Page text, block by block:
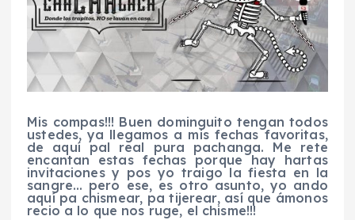
Mis compas!!! Buen dominguito tengan todos
ustedes, ya llegamos a mis fechas favoritas,
de aquí pal real pura pachanga. Me rete
encantan estas fechas porque hay hartas
invitaciones y pos yo traigo la fiesta en la
sangre… pero ese, es otro asunto, yo ando
aquí pa chismear, pa tijerear, así que ámonos
recio a lo que nos ruge, el chisme!!!